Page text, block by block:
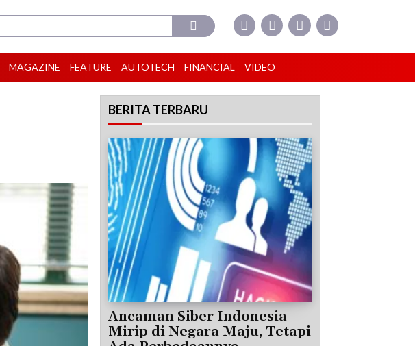
MAGAZINE FEATURE AUTOTECH FINANCIAL VIDEO
BERITA TERBARU
Ancaman Siber Indonesia
Mirip di Negara Maju, Tetapi